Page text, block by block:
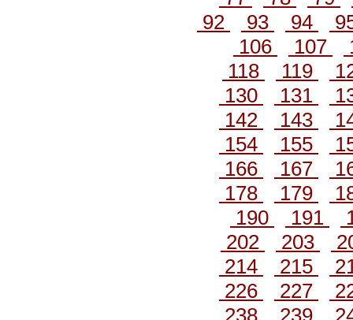
92
93 94
106
107
118
119
130
131
142
143
154
155
166
167
178
179
190
191
202
203
214
215
226
227
238
239